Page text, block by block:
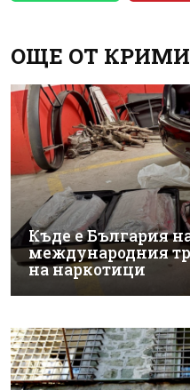
ОЩЕ ОТ
Къде е България
международния
на наркотици